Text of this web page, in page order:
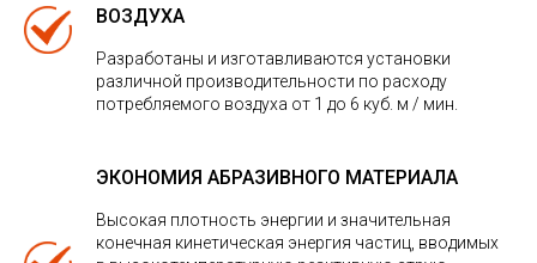
ВОЗДУХА
Разработаны и изготавливаются установки
различной производительности по расходу
потребляемого воздуха от 1 до 6 куб. м / мин.
ЭКОНОМИЯ АБРАЗИВНОГО МАТЕРИАЛА
Высокая плотность энергии и значительная
конечная кинетическая энергия частиц, вводимых